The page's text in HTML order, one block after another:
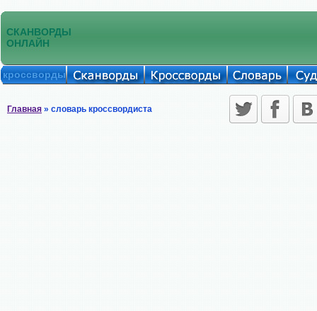
СКАНВОРДЫ
ОНЛАЙН
кроссворды
Главная » словарь кроссвордиста